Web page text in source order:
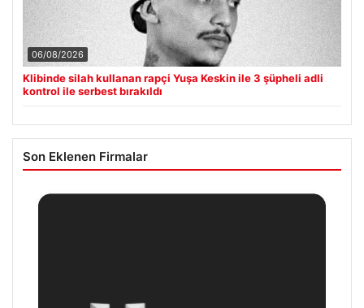
06/08/2026
Klibinde silah kullanan rapçi Yuşa Keskin ile 3 şüpheli adli
kontrol ile serbest bırakıldı
Son Eklenen Firmalar